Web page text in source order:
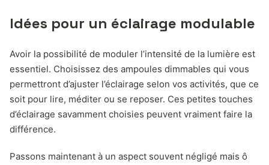
Idées pour un éclairage modulable
Avoir la possibilité de moduler l’intensité de la lumière est
essentiel. Choisissez des ampoules dimmables qui vous
permettront d’ajuster l’éclairage selon vos activités, que ce
soit pour lire, méditer ou se reposer. Ces petites touches
d’éclairage savamment choisies peuvent vraiment faire la
différence.
Passons maintenant à un aspect souvent négligé mais ô